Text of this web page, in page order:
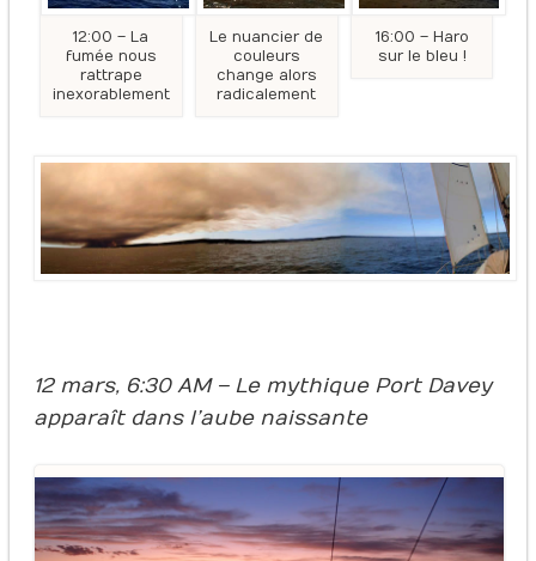
12:00 – La
fumée nous
rattrape
inexorablement
Le nuancier de
couleurs
change alors
radicalement
16:00 – Haro
sur le bleu !
12 mars, 6:30 AM – Le mythique Port Davey
apparaît dans l’aube naissante